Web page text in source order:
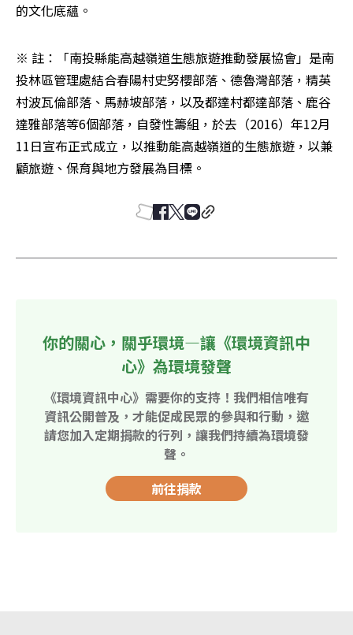
的文化底蘊。
※ 註：「南投縣能高越嶺道生態旅遊推動發展協會」是南
投林區管理處結合春陽村史努櫻部落、德魯灣部落，精英
村波瓦倫部落、馬赫坡部落，以及都達村都達部落、鹿谷
達雅部落等6個部落，自發性籌組，於去（2016）年12月
11日宣布正式成立，以推動能高越嶺道的生態旅遊，以兼
顧旅遊、保育與地方發展為目標。
你的關心，關乎環境—讓《環境資訊中
心》為環境發聲
《環境資訊中心》需要你的支持！我們相信唯有
資訊公開普及，才能促成民眾的參與和行動，邀
請您加入定期捐款的行列，讓我們持續為環境發
聲。
前往捐款